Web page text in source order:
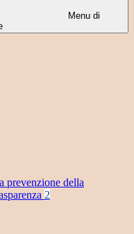
Menu di
prevenzione della
2